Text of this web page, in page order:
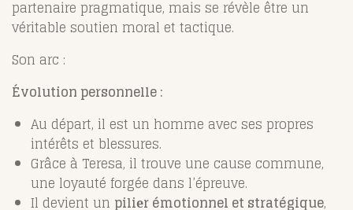
partenaire pragmatique, mais se révèle être un
véritable soutien moral et tactique.
Son arc :
Évolution personnelle :
Au départ, il est un homme avec ses propres
intérêts et blessures.
Grâce à Teresa, il trouve une cause commune,
une loyauté forgée dans l’épreuve.
Il devient un piliеr émotionnel et stratégique,